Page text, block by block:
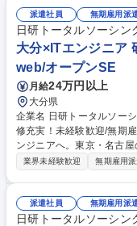
品質管理に携わります。【
施設で約1か月の研修を実
胞培養や生化学試験の実
理論と実験技術を基礎か
研究職デビューが可能です。 募集職種 ◆熊本×化学・バイオ系エンジ
◆知見がある方/未経験歓迎
派遣社員 無期雇用派
日研トータルソーシン
大分×ITエンジニア
web/オープンSE
月給24万円以上
大分県
企業名 日研トータルソーシング株式会社 求人
修充実！未経験歓迎/無期雇用派遣 仕事の内容 完全未経
ンジニアへ。東京・名古
ト。研修中の面談であな
発からテスト、運用・監視
設で約2ヶ月間の基礎研修
業界未経験歓迎 無期雇用派
派遣社員 無期雇用派
日研トータルソーシン